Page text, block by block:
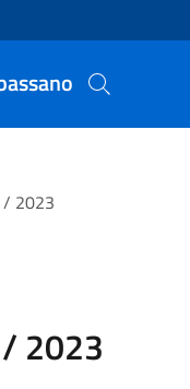
/ 2023
2023